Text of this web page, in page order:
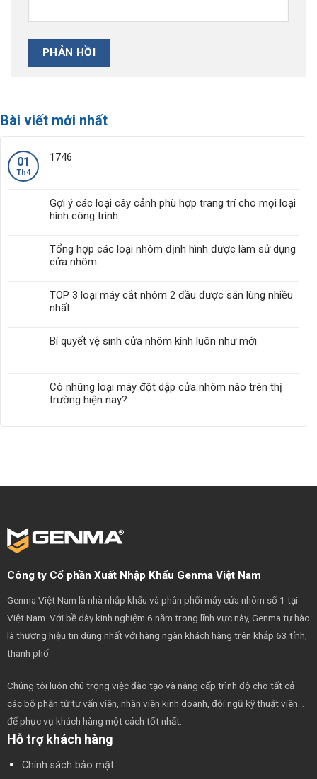
Bài viết mới nhất
01
Th4
1746
Gợi ý các loại cây cảnh phù hợp trang trí cho mọi loại
hình công trình
Tổng hợp các loại nhôm định hình được làm sử dụng
cửa nhôm
TOP 3 loại máy cắt nhôm 2 đầu được săn lùng nhiều
nhất
Bí quyết vệ sinh cửa nhôm kính luôn như mới
Có những loại máy đột dập cửa nhôm nào trên thị
trường hiện nay?
Công ty Cổ phần Xuất Nhập Khẩu Genma Việt Nam
Genma Việt Nam là nhà nhập khẩu và phân phối máy cửa nhôm số 1 tại
Việt Nam. Với bề dày kinh nghiệm 6 năm trong lĩnh vực này, Genma tự hào
là thương hiệu tin dùng nhất với hàng ngàn khách hàng trên khắp 63 tỉnh,
thành phố.
Chúng tôi luôn chú trọng việc đào tạo và nâng cấp trình độ cho tất cả
các bộ phận từ tư vấn viên, nhân viên kinh doanh, đội ngũ kỹ thuật viên…
để phục vụ khách hàng một cách tốt nhất.
Hỗ trợ khách hàng
Chính sách bảo mật